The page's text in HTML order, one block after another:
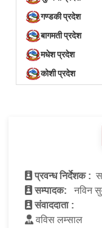
गण्डकी प्रदेश
बागमती प्रदेश
मधेश प्रदेश
कोशी प्रदेश
प्रवन्ध निर्देशक :
सम्पादक:
नविन
संवाददाता :
वविस लम्साल